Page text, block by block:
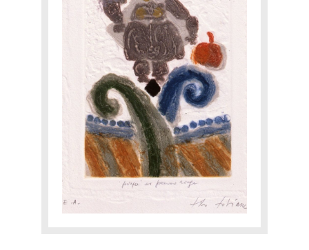
Yourra!
CATALOGUE RAISONNÉ
E-SHOP
CONTACT